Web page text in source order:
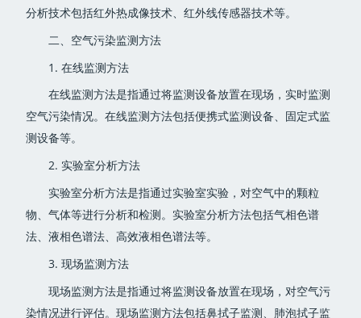
分析技术包括红外热成像技术、红外线传感器技术等。
二、空气污染监测方法
1. 在线监测方法
在线监测方法是指通过将监测设备放置在现场，实时监测
空气污染情况。在线监测方法包括便携式监测设备、固定式监
测设备等。
2. 实验室分析方法
实验室分析方法是指通过实验室实验，对空气中的颗粒
物、气体等进行分析和检测。实验室分析方法包括气相色谱
法、液相色谱法、高效液相色谱法等。
3. 现场监测方法
现场监测方法是指通过将监测设备放置在现场，对空气污
染情况进行评估。现场监测方法包括鼻拭子监测、肺泡拭子监